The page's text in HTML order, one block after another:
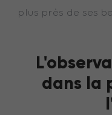
plus près de ses
dans la